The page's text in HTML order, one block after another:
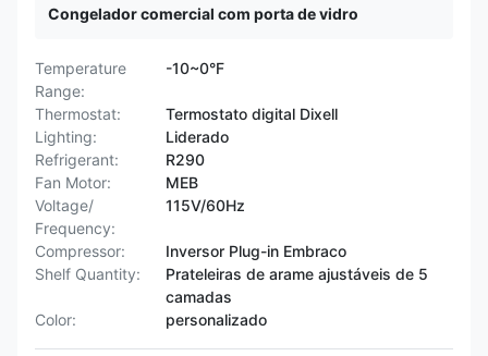
Congelador comercial com porta de vidro
Temperature
Range:
-10~0°F
Thermostat:
Termostato digital Dixell
Lighting:
Liderado
Refrigerant:
R290
Fan Motor:
MEB
Voltage/
Frequency:
115V/60Hz
Compressor:
Inversor Plug-in Embraco
Shelf Quantity:
Prateleiras de arame ajustáveis ​​de 5
camadas
Color:
personalizado